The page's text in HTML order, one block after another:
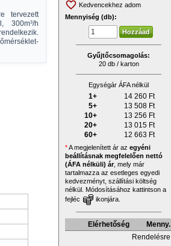
tervezett
300m³/h
Kedvencekhez adom
Mennyiség (db):
Gyűjtőcsomagolás:
20 db / karton
Egységár ÁFA nélkül
1+ 14 260 Ft
5+
13 508 Ft
10+
13 256 Ft
20+
13 015 Ft
60+
12 663 Ft
*A megjelenített ár az egyéni
beállításnak megfelelően nettó
(ÁFA nélküli) ár, mely már
tartalmazza az esetleges egyedi
kedvezményt, szállítási költség
nélkül. Módosításához kattintson a
fejléc
ikonjára.
Elérhetőség
Menny.
Rendelésre